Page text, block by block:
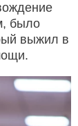
было
выжил в